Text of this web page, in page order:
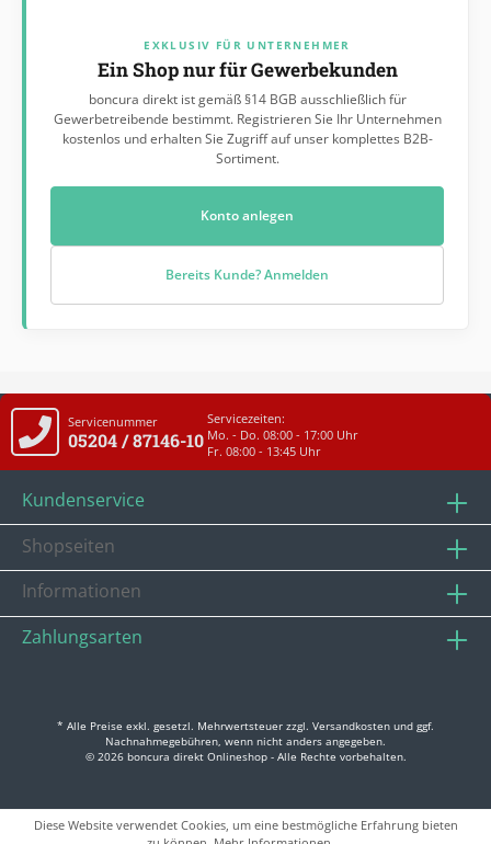
EXKLUSIV FÜR UNTERNEHMER
Ein Shop nur für Gewerbekunden
boncura direkt ist gemäß §14 BGB ausschließlich für
Gewerbetreibende bestimmt. Registrieren Sie Ihr Unternehmen
kostenlos und erhalten Sie Zugriff auf unser komplettes B2B-
Sortiment.
Konto anlegen
Bereits Kunde? Anmelden
Servicenummer
05204 / 87146-10
Servicezeiten:
Mo. - Do. 08:00 - 17:00 Uhr
Fr. 08:00 - 13:45 Uhr
Kundenservice
Shopseiten
Informationen
Zahlungsarten
* Alle Preise exkl. gesetzl. Mehrwertsteuer zzgl. Versandkosten und ggf.
Nachnahmegebühren, wenn nicht anders angegeben.
© 2026 boncura direkt Onlineshop - Alle Rechte vorbehalten.
Diese Website verwendet Cookies, um eine bestmögliche Erfahrung bieten